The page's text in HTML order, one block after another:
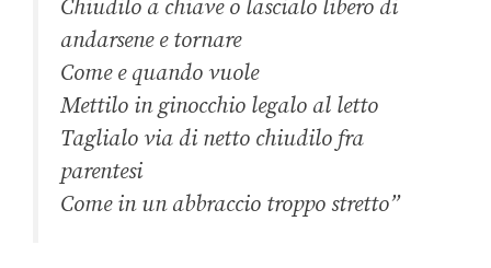
Chiudilo a chiave o lascialo libero di
andarsene e tornare
Come e quando vuole
Mettilo in ginocchio legalo al letto
Taglialo via di netto chiudilo fra
parentesi
Come in un abbraccio troppo stretto”